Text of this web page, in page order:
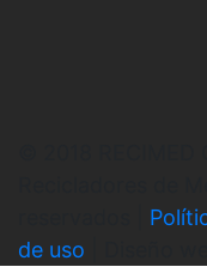
de uso